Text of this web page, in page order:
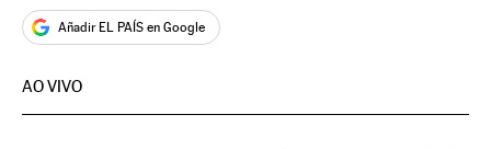
Añadir EL PAÍS en Google
AO VIVO